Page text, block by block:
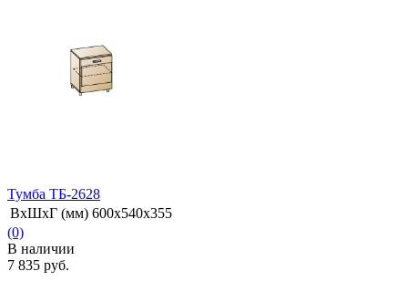
Тумба ТБ-2628
ВхШхГ (мм) 600х540х355
(0)
В наличии
7 835 руб.